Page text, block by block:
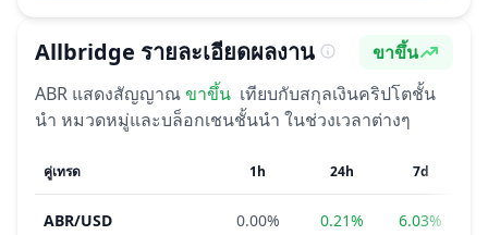
Allbridge รายละเอียดผลงาน อารมณ์
ขาขึ้น
ABR แสดงสัญญาณขาขึ้น เทียบกับสกุลเงินคริปโตชั้น
นำ หมวดหมู่และบล็อกเชนชั้นนำ ในช่วงเวลาต่างๆ
คู่เทรด 1h 24h 7d
ABR/USD 0.00% 0.21% 6.03%